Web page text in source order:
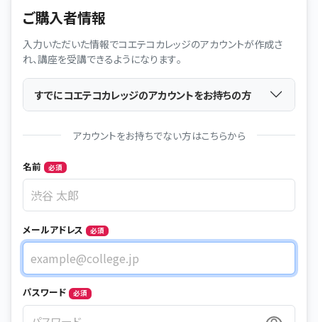
ご購入者情報
入力いただいた情報でコエテコカレッジのアカウントが作成さ
れ、講座を受講できるようになります。
すでにコエテコカレッジのアカウントをお持ちの方
アカウントをお持ちでない方はこちらから
Name
名前 必須
メールアドレス 必須
メールアドレス
パスワード 必須
パスワード